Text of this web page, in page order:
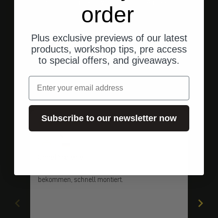
Schneller, direkter Versand an Ihre Adresse.
Gehe zu Element 1
Gehe zu Element 2
Gehe zu Element 3
Kundenbewertungen
vor 2 Monaten
bekommen, schnell montiert.
order
Plus exclusive previews of our latest
products, workshop tips, pre access
to special offers, and giveaways.
Email
Subscribe to our newsletter now